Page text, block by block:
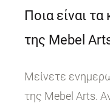
Ποια είναι
της Mebel
Μείνετε
της Mebel Arts.